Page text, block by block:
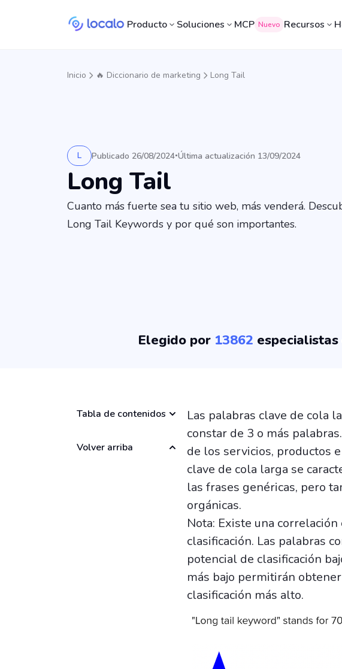
Producto Soluciones MCP Nuevo Recursos
Inicio 🔥 Diccionario de marketing Long Tail
L Publicado 26/08/2024•Última actualización 13/09/2024
Long Tail
Cuanto más fuerte sea tu sitio web, más venderá.
Long Tail Keywords y por qué son importantes.
Elegido por 13862
Tabla de contenidos
Volver arriba
Las palabras clave de cola
constar de 3 o más
de los servicios, productos
clave de cola larga se
las frases genéricas, pero
orgánicas.
Nota: Existe una
clasificación. Las palabras
potencial de clasificación
más bajo permitirán
clasificación más alto.